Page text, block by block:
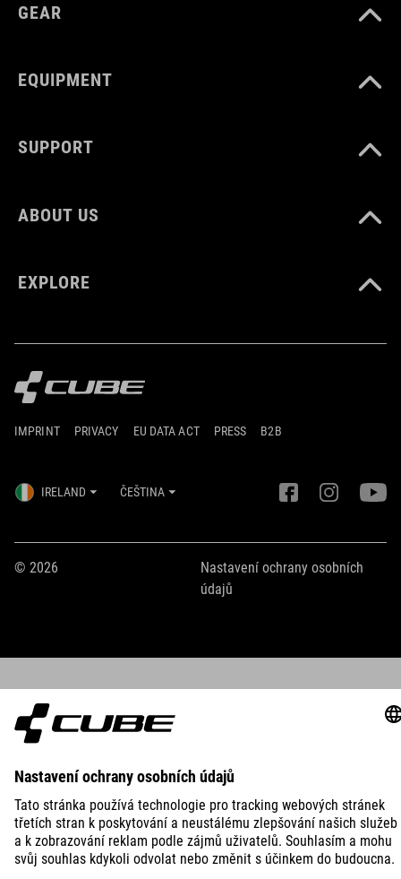
GEAR
EQUIPMENT
SUPPORT
ABOUT US
EXPLORE
IMPRINT PRIVACY EU DATA ACT PRESS B2B
IRELAND ČEŠTINA
© 2026
Nastavení ochrany osobních
údajů